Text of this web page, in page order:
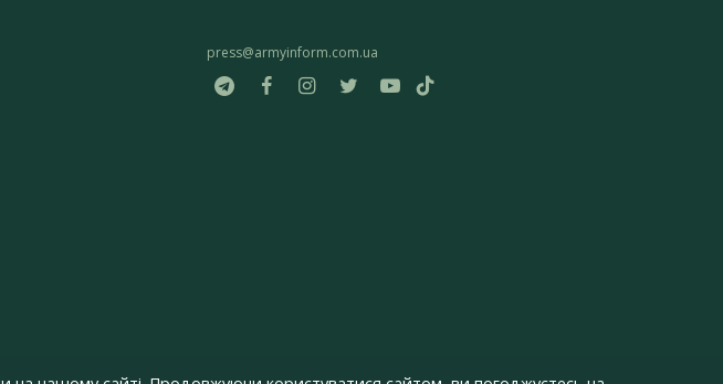
press@armyinform.com.ua